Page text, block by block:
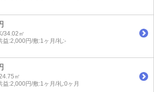
34.02㎡
益:2,000円/敷:1ヶ月/礼:-
㎡
益:2,000円/敷:1ヶ月/礼:0ヶ月